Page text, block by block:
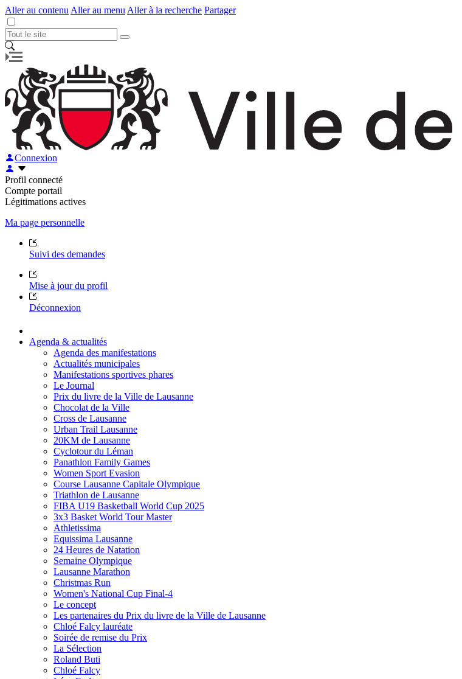
Aller au contenu Aller au menu Aller à la recherche Partager
Connexion
Profil connecté
Compte portail
Légitimations actives
Ma page personnelle
Suivi des demandes
Mise à jour du profil
Déconnexion
Agenda & actualités
Agenda des manifestations
Actualités municipales
Manifestations sportives phares
Le Journal
Prix du livre de la Ville de Lausanne
Chocolat de la Ville
Cross de Lausanne
Urban Trail Lausanne
20KM de Lausanne
Cyclotour du Léman
Panathlon Family Games
Women Sport Evasion
Course Lausanne Capitale Olympique
Triathlon de Lausanne
FIBA U19 Basketball World Cup 2025
3x3 Basket World Tour Master
Athletissima
Equissima Lausanne
24 Heures de Natation
Semaine Olympique
Lausanne Marathon
Christmas Run
Women's National Cup Final-4
Le concept
Les partenaires du Prix du livre de la Ville de Lausanne
Chloé Falcy lauréate
Soirée de remise du Prix
La Sélection
Roland Buti
Chloé Falcy